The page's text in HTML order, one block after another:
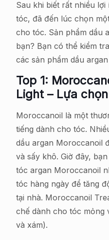
Sau khi biết rất nhiều
tóc, đã đến lúc chọn
cho tóc. Sản phẩm dầu
bạn? Bạn có thể kiểm
các sản phẩm dầu
Top 1:
Light – Lựa
Moroccanoil là một
tiếng dành cho tóc.
dầu argan Moroccanoil
và sấy khô. Giờ đây,
tóc argan Moroccanoil
tóc hàng ngày để tăng
tại nhà. Moroccanoil
chế dành cho tóc mỏng
và xám).